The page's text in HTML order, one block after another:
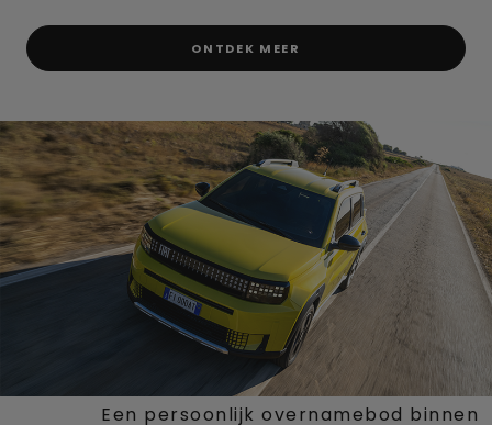
ONTDEK MEER
Een persoonlijk overnamebod binnen